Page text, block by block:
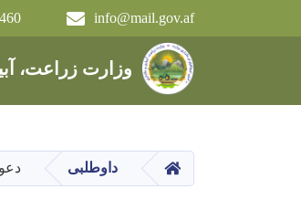
وزارت زراعت،
info@mail.gov.af
Main navigation
HOME داوطلبی